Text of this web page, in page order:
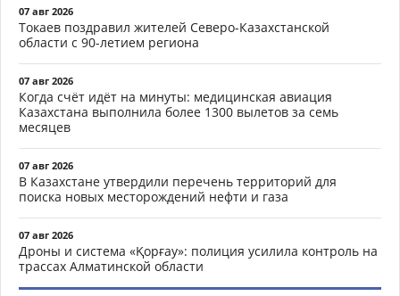
07 авг 2026
Токаев поздравил жителей Северо-Казахстанской
области с 90-летием региона
07 авг 2026
Когда счёт идёт на минуты: медицинская авиация
Казахстана выполнила более 1300 вылетов за семь
месяцев
07 авг 2026
В Казахстане утвердили перечень территорий для
поиска новых месторождений нефти и газа
07 авг 2026
Дроны и система «Қорғау»: полиция усилила контроль на
трассах Алматинской области